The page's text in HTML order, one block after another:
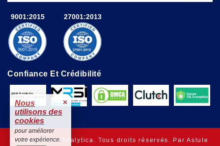
9001:2015 27001:2013
Confiance Et Crédibilité
© 2025 Astute Analytica. Tous droits réservés. Par Astute
Nous
utilisons des
cookies
×
pour améliorer
votre expérience.